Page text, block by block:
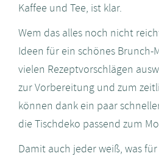
Kaffee und Tee, ist klar.
Wem das alles noch nicht
Ideen für ein schönes Brunch-
vielen Rezeptvorschlägen
zur Vorbereitung und zum
können dank ein paar
die Tischdeko passend zum
Damit auch jeder weiß, was